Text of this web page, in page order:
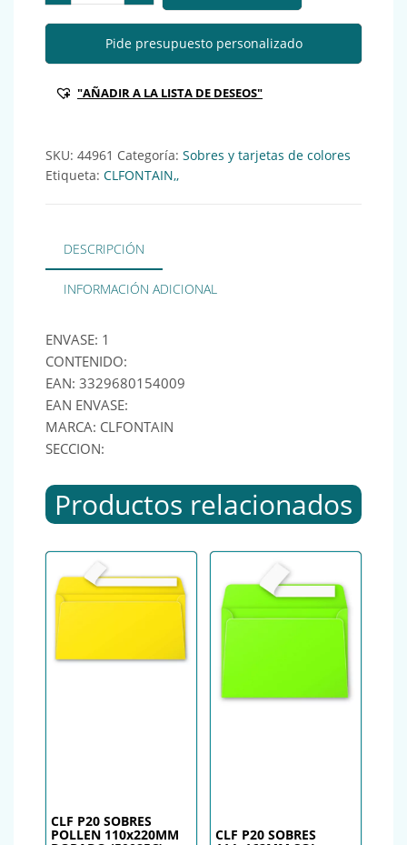
Pide presupuesto personalizado
"AÑADIR A LA LISTA DE DESEOS"
SKU: 44961 Categoría: Sobres y tarjetas de colores
Etiqueta: CLFONTAIN,,
DESCRIPCIÓN
INFORMACIÓN ADICIONAL
ENVASE: 1
CONTENIDO:
EAN: 3329680154009
EAN ENVASE:
MARCA: CLFONTAIN
SECCION:
Productos relacionados
CLF P20 SOBRES
POLLEN 110x220MM CLF P20 SOBRES